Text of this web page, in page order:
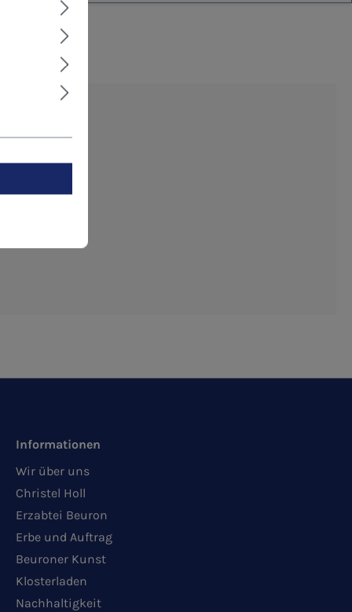
Informationen
Wir über uns
Christel Holl
Erzabtei Beuron
Erbe und Auftrag
Beuroner Kunst
Klosterladen
Nachhaltigkeit